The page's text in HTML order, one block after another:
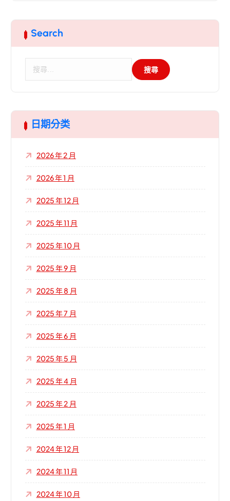
Search
字
:
日期分类
2026 年 2 月
2026 年 1 月
2025 年 12 月
2025 年 11 月
2025 年 10 月
2025 年 9 月
2025 年 8 月
2025 年 7 月
2025 年 6 月
2025 年 5 月
2025 年 4 月
2025 年 2 月
2025 年 1 月
2024 年 12 月
2024 年 11 月
2024 年 10 月